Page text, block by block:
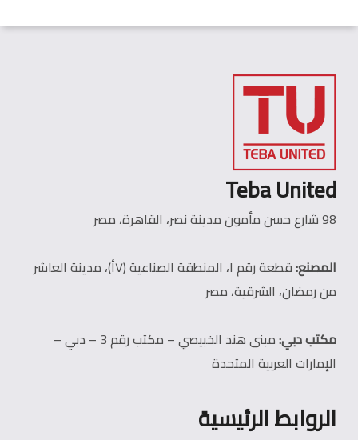
Teba United
98 شارع حسن مأمون مدينة نصر، القاهرة، مصر
المصنع:
قطعة رقم ١، المنطقة الصناعية (٧أ)، مدينة العاشر
من رمضان، الشرقية، مصر
مكتب دبي:
مبنى هند الخبيصي – مكتب رقم 3 – دبي –
الإمارات العربية المتحدة
الروابط الرئيسية